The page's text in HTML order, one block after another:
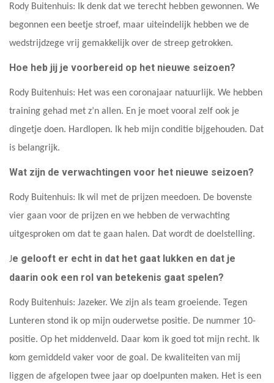
Rody Buitenhuis: Ik denk dat we terecht hebben gewonnen. We
begonnen een beetje stroef, maar uiteindelijk hebben we de
wedstrijdzege vrij gemakkelijk over de streep getrokken.
Hoe heb jij je voorbereid op het nieuwe seizoen?
Rody Buitenhuis: Het was een coronajaar natuurlijk. We hebben
training gehad met z’n allen. En je moet vooral zelf ook je
dingetje doen. Hardlopen. Ik heb mijn conditie bijgehouden. Dat
is belangrijk.
Wat zijn de verwachtingen voor het nieuwe seizoen?
Rody Buitenhuis: Ik wil met de prijzen meedoen. De bovenste
vier gaan voor de prijzen en we hebben de verwachting
uitgesproken om dat te gaan halen. Dat wordt de doelstelling.
Je gelooft er echt in dat het gaat lukken en dat je
daarin ook een rol van betekenis gaat spelen?
Rody Buitenhuis: Jazeker. We zijn als team groeiende. Tegen
Lunteren stond ik op mijn ouderwetse positie. De nummer 10-
positie. Op het middenveld. Daar kom ik goed tot mijn recht. Ik
kom gemiddeld vaker voor de goal. De kwaliteiten van mij
liggen de afgelopen twee jaar op doelpunten maken. Het is een